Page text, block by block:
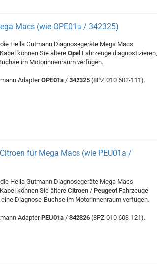
Macs (wie OPE01a / 342325)
Hella Gutmann Diagnosegeräte Mega Macs
können Sie ältere Opel Fahrzeuge diagnostizieren,
im Motorinnenraum verfügen.
AdapterOPE01a/ 342325 (8PZ 010 603-111).
für Mega Macs (wie PEU01a /
Hella Gutmann Diagnosegeräte Mega Macs
können Sie ältere Citroen/ PeugeotFahrzeuge
Diagnose-Buchse im Motorinnenraum verfügen.
AdapterPEU01a/ 342326 (8PZ 010 603-121).